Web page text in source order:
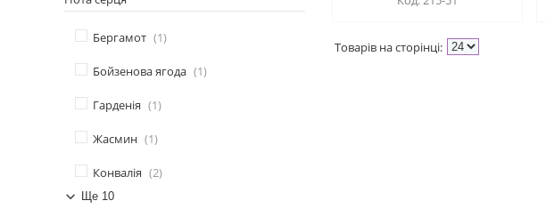
Бергамот 1
Бойзенова ягода 1
Гарденія 1
Жасмин 1
Конвалія 2
Ще 10